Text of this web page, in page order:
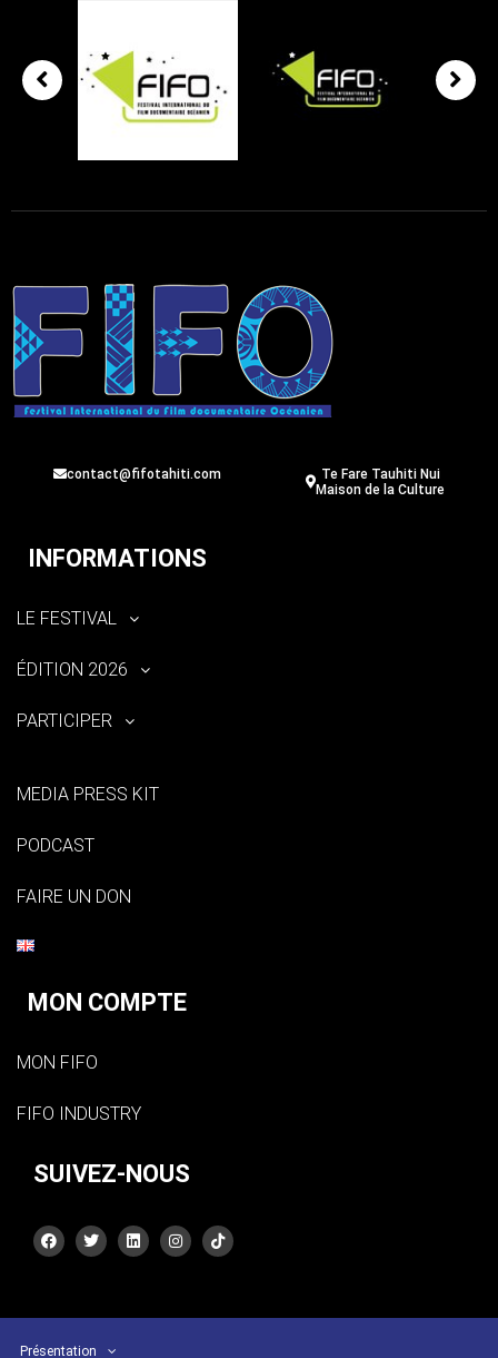
contact@fifotahiti.com
Te Fare Tauhiti Nui
Maison de la Culture
INFORMATIONS
LE FESTIVAL
ÉDITION 2026
PARTICIPER
MEDIA PRESS KIT
PODCAST
FAIRE UN DON
MON COMPTE
MON FIFO
FIFO INDUSTRY
SUIVEZ-NOUS
Présentation